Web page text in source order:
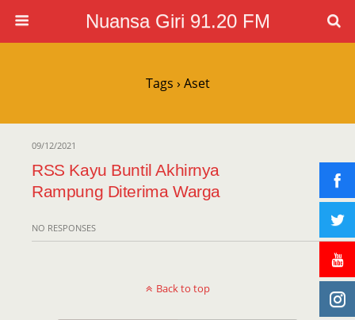
Nuansa Giri 91.20 FM
Tags › Aset
09/12/2021
RSS Kayu Buntil Akhirnya
Rampung Diterima Warga
NO RESPONSES
Back to top